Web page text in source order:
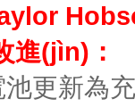
進(jìn)：
更新為